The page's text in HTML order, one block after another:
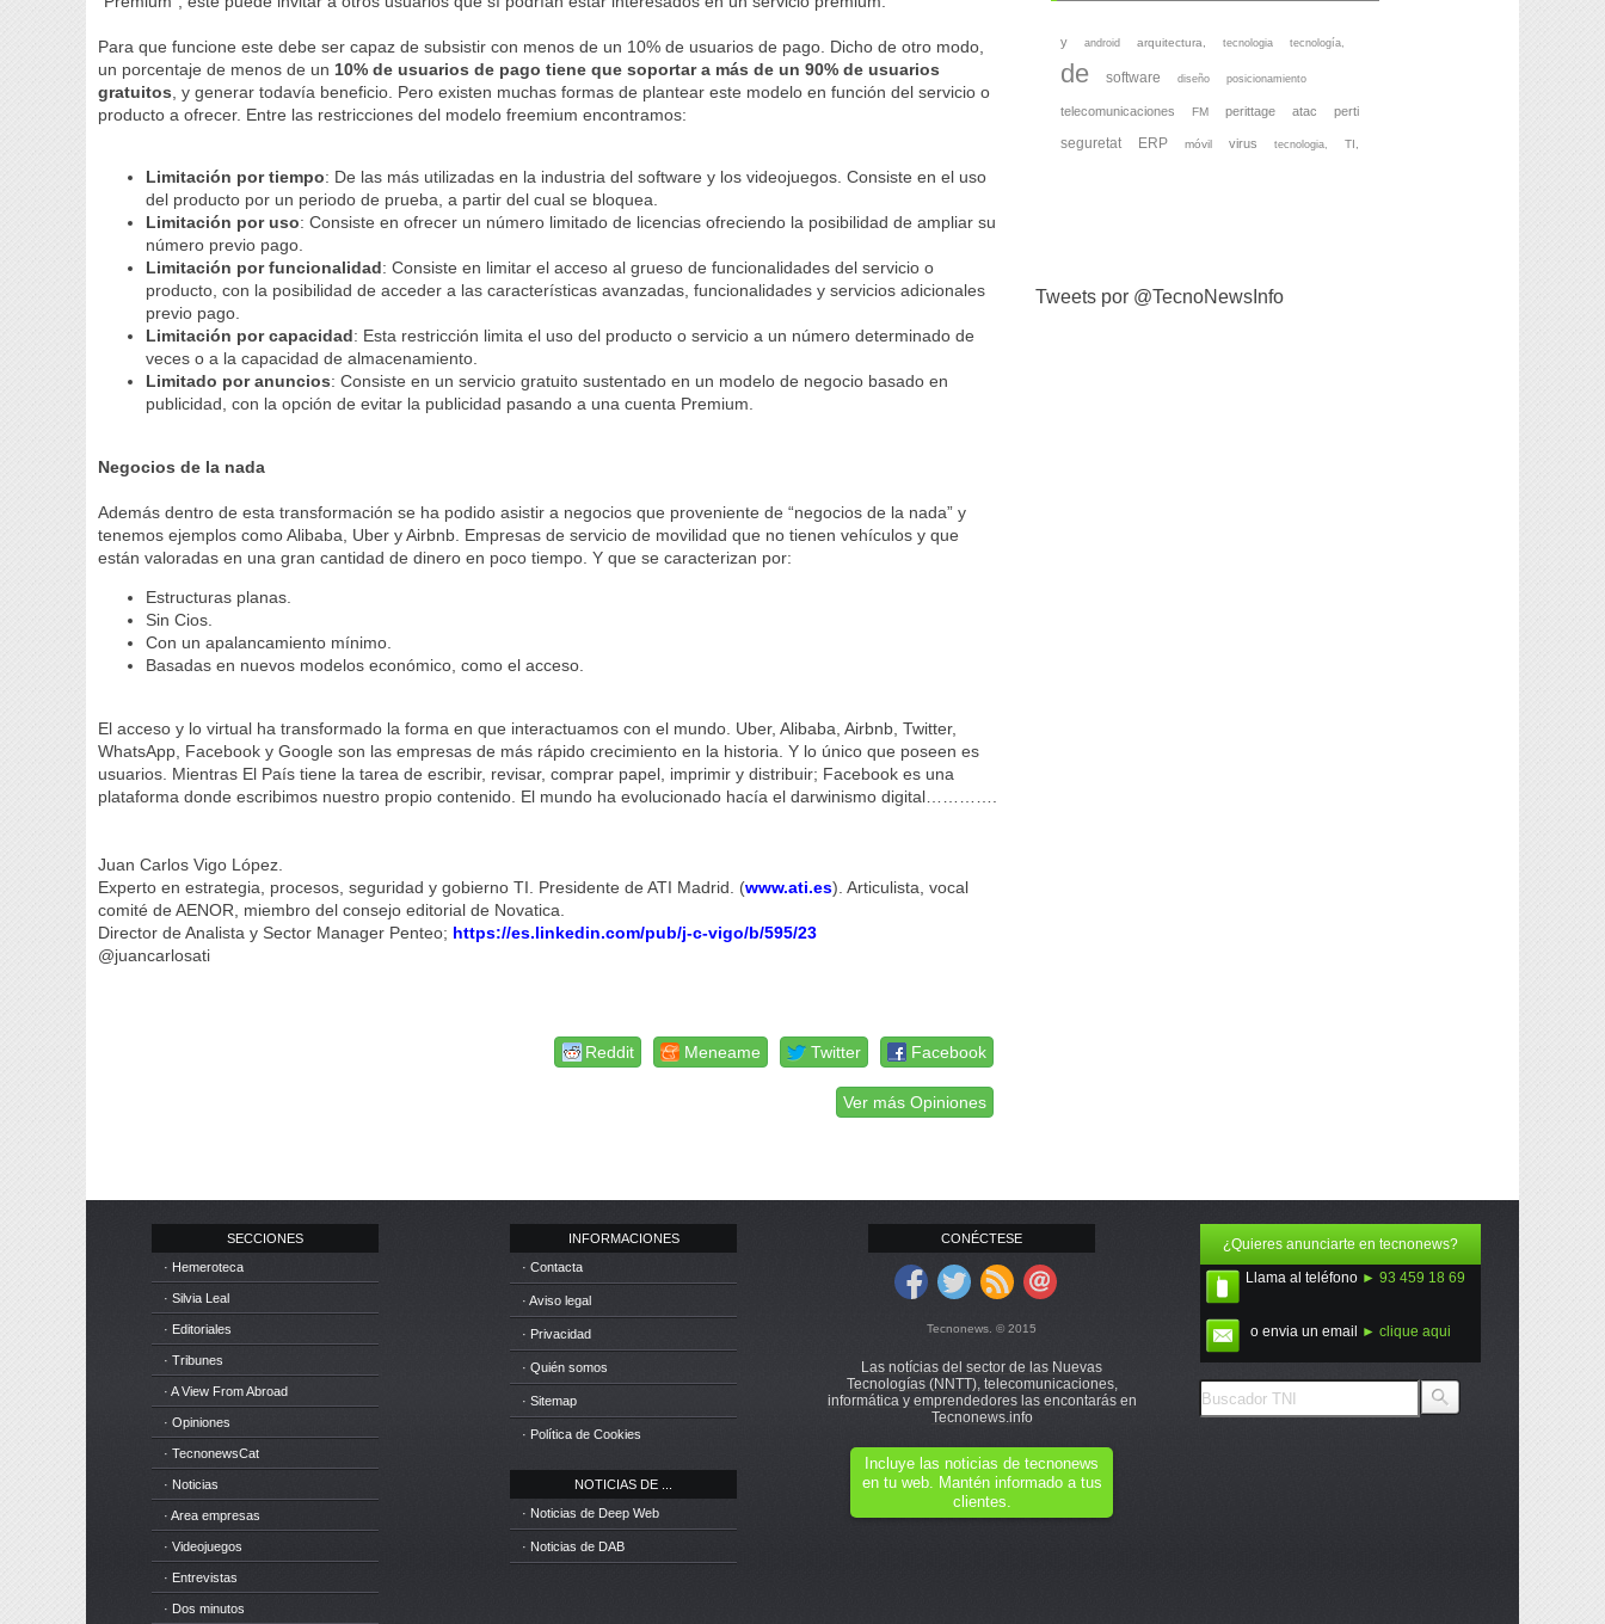
Para que funcione este debe ser capaz de subsistir con menos de un 10% de usuarios de pago. Dicho de otro modo,
un porcentaje de menos de un 10% de usuarios de pago tiene que soportar a más de un 90% de usuarios
gratuitos , y generar todavía beneficio. Pero existen muchas formas de plantear este modelo en función del servicio o
producto a ofrecer. Entre las restricciones del modelo freemium encontramos:
Limitación por tiempo: De las más utilizadas en la industria del software y los videojuegos. Consiste en el uso
del producto por un periodo de prueba, a partir del cual se bloquea.
Limitación por uso: Consiste en ofrecer un número limitado de licencias ofreciendo la posibilidad de ampliar su
número previo pago.
Limitación por funcionalidad: Consiste en limitar el acceso al grueso de funcionalidades del servicio o
producto, con la posibilidad de acceder a las características avanzadas, funcionalidades y servicios adicionales
previo pago.
Limitación por capacidad: Esta restricción limita el uso del producto o servicio a un número determinado de
veces o a la capacidad de almacenamiento.
Limitado por anuncios: Consiste en un servicio gratuito sustentado en un modelo de negocio basado en
publicidad, con la opción de evitar la publicidad pasando a una cuenta Premium.
Negocios de la nada
Además dentro de esta transformación se ha podido asistir a negocios que proveniente de “negocios de la nada” y
tenemos ejemplos como Alibaba, Uber y Airbnb. Empresas de servicio de movilidad que no tienen vehículos y que
están valoradas en una gran cantidad de dinero en poco tiempo. Y que se caracterizan por:
Estructuras planas.
Sin Cios.
Con un apalancamiento mínimo.
Basadas en nuevos modelos económico, como el acceso.
El acceso y lo virtual ha transformado la forma en que interactuamos con el mundo. Uber, Alibaba, Airbnb, Twitter,
WhatsApp, Facebook y Google son las empresas de más rápido crecimiento en la historia. Y lo único que poseen es
usuarios. Mientras El País tiene la tarea de escribir, revisar, comprar papel, imprimir y distribuir; Facebook es una
plataforma donde escribimos nuestro propio contenido. El mundo ha evolucionado hacía el darwinismo digital………….
Juan Carlos Vigo López.
Experto en estrategia, procesos, seguridad y gobierno TI. Presidente de ATI Madrid. (www.ati.es). Articulista, vocal
comité de AENOR, miembro del consejo editorial de Novatica.
Director de Analista y Sector Manager Penteo; https://es.linkedin.com/pub/j-c-vigo/b/595/23
@juancarlosati
Facebook
Twitter
Meneame
Reddit
Ver más Opiniones
y android arquitectura, tecnologia tecnología,
de software diseño posicionamiento
telecomunicaciones FM perittage atac perti
seguretat ERP móvil virus tecnologia, TI,
Tweets por @TecnoNewsInfo
SECCIONES
· Hemeroteca
· Silvia Leal
· Editoriales
· Tribunes
· A View From Abroad
· Opiniones
· TecnonewsCat
· Noticias
· Area empresas
· Videojuegos
· Entrevistas
· Dos minutos
INFORMACIONES
· Contacta
· Aviso legal
· Privacidad
· Quién somos
· Sitemap
· Política de Cookies
NOTICIAS DE ...
· Noticias de Deep Web
· Noticias de DAB
CONÉCTESE
Tecnonews. © 2015
Las notícias del sector de las Nuevas
Tecnologías (NNTT), telecomunicaciones,
informática y emprendedores las encontarás en
Tecnonews.info
Incluye las noticias de tecnonews
en tu web. Mantén informado a tus
clientes.
¿Quieres anunciarte en tecnonews?
Llama al teléfono ► 93 459 18 69
o envia un email ► clique aqui